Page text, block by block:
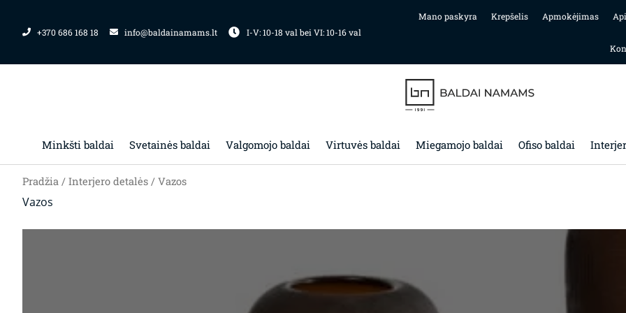
+370 686 168 18 info@baldainamams.lt I-V: 10-18 val bei VI: 10-16 val
Mano paskyra Krepšelis Apmokėjimas
Minkšti baldai Svetainės baldai Valgomojo baldai Virtuvės baldai Miegamojo baldai Ofiso baldai
Pradžia / Interjero detalės / Vazos
Vazos